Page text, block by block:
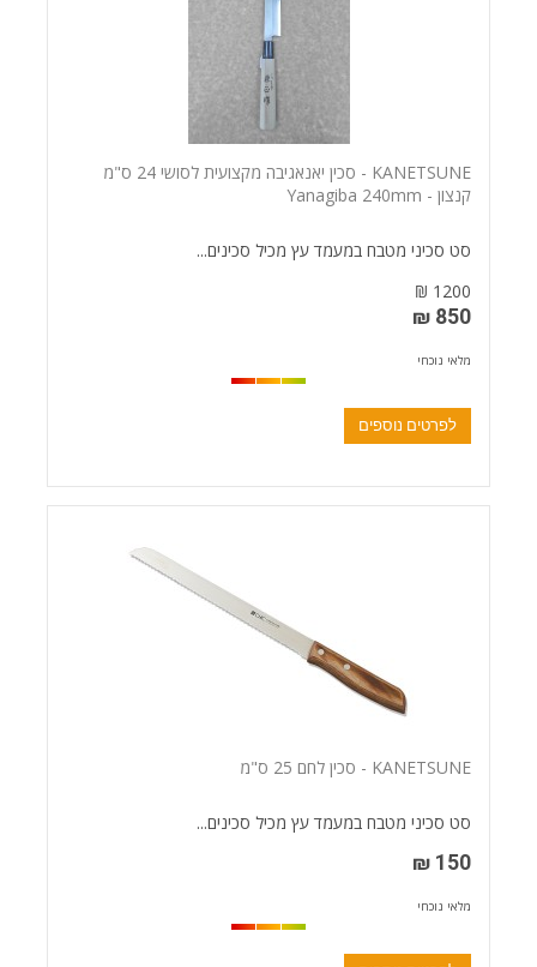
KANETSUNE - סכין יאנאגיבה מקצועית לסושי 24 ס"מ
קנצון - Yanagiba 240mm
סט סכיני מטבח במעמד עץ מכיל סכינים...
1200 ₪
850 ₪
מלאי נוכחי
לפרטים נוספים
KANETSUNE - סכין לחם 25 ס"מ
סט סכיני מטבח במעמד עץ מכיל סכינים...
150 ₪
מלאי נוכחי